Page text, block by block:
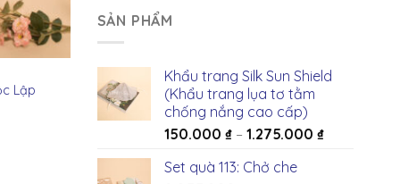
Lập
SẢN PHẨM
Khẩu trang Silk Sun Shield
(Khẩu trang lụa tơ tằm
chống nắng cao cấp)
150.000 ₫– 1.275.000 ₫
Set quà 113: Chở che